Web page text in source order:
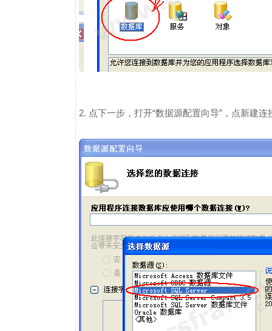
2. 点下一步，打开“数据源配置向导”，点新建连